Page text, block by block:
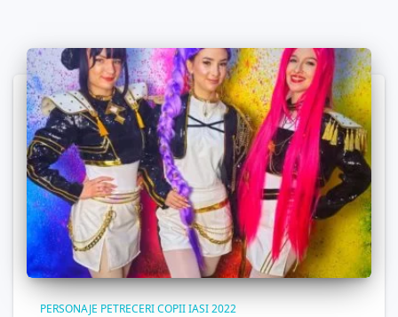
PERSONAJE PETRECERI COPII IASI 2022